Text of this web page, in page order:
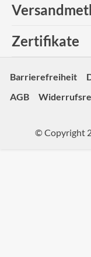
Zertifikate
Barrierefreiheit
AGB
© Copyright